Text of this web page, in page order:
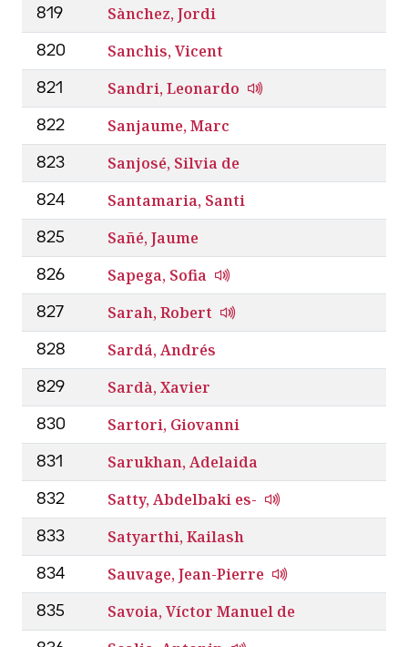
819 Sànchez, Jordi
820 Sanchis, Vicent
821 Sandri, Leonardo
822 Sanjaume, Marc
823 Sanjosé, Silvia de
824 Santamaria, Santi
825 Sañé, Jaume
826 Sapega, Sofia
827 Sarah, Robert
828 Sardá, Andrés
829 Sardà, Xavier
830 Sartori, Giovanni
831 Sarukhan, Adelaida
832 Satty, Abdelbaki es-
833 Satyarthi, Kailash
834 Sauvage, Jean-Pierre
835 Savoia, Víctor Manuel de